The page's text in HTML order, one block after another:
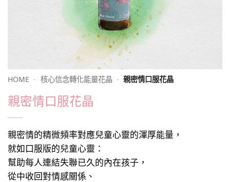
HOME - 核心信念轉化能量花晶 - 親密情口服花晶
親密情口服花晶
親密情的精微頻率對應兒童心靈的渾厚能量，
就如口服版的兒童心靈：
幫助每人連結失聯已久的內在孩子，
從中收回對情感關係、